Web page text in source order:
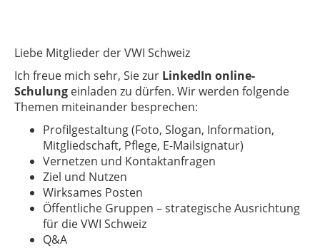
Liebe Mitglieder der VWI Schweiz
Ich freue mich sehr, Sie zur LinkedIn online-
Schulung einladen zu dürfen. Wir werden folgende
Themen miteinander besprechen:
Profilgestaltung (Foto, Slogan, Information,
Mitgliedschaft, Pflege, E-Mailsignatur)
Vernetzen und Kontaktanfragen
Ziel und Nutzen
Wirksames Posten
Öffentliche Gruppen – strategische Ausrichtung
für die VWI Schweiz
Q&A